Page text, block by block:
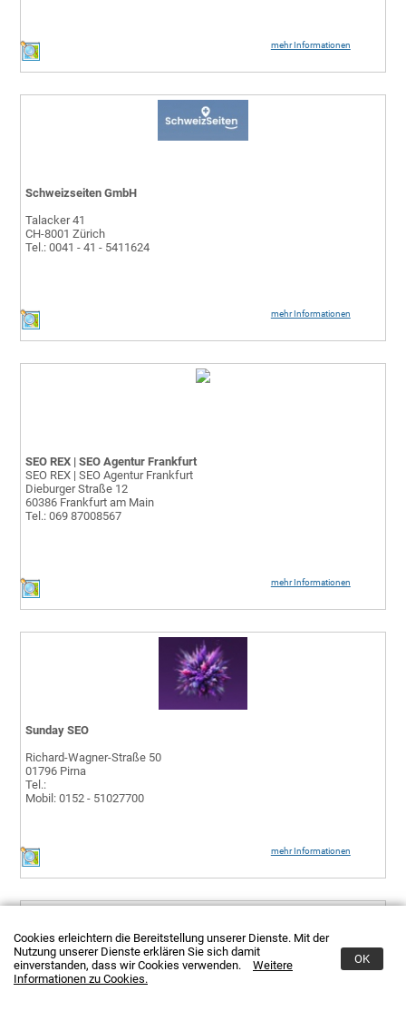
Cookies erleichtern die Bereitstellung unserer Dienste. Mit der
Nutzung unserer Dienste erklären Sie sich damit
einverstanden, dass wir Cookies verwenden.
Weitere
Informationen zu Cookies.
OK
mehr Informationen
mehr Informationen
Schweizseiten GmbH
Talacker 41
CH-8001 Zürich
Tel.: 0041 - 41 - 5411624
mehr Informationen
SEO REX | SEO Agentur Frankfurt
SEO REX | SEO Agentur Frankfurt
Dieburger Straße 12
60386 Frankfurt am Main
Tel.: 069 87008567
mehr Informationen
Sunday SEO
Richard-Wagner-Straße 50
01796 Pirna
Tel.:
Mobil: 0152 - 51027700